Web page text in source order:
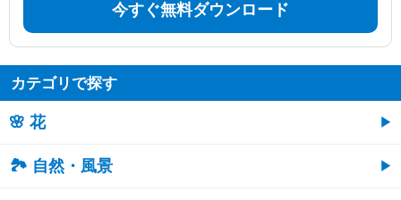
今すぐ無料ダウンロード
カテゴリで探す
🌸 花
🏞️ 自然・風景